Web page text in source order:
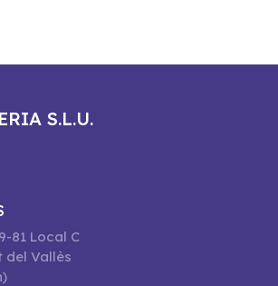
S.L.U.
81 Local C
del Vallès